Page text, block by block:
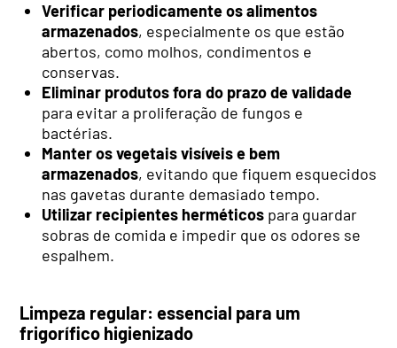
Verificar periodicamente os alimentos
armazenados, especialmente os que estão
abertos, como molhos, condimentos e
conservas.
Eliminar produtos fora do prazo de validade
para evitar a proliferação de fungos e
bactérias.
Manter os vegetais visíveis e bem
armazenados, evitando que fiquem esquecidos
nas gavetas durante demasiado tempo.
Utilizar recipientes herméticos para guardar
sobras de comida e impedir que os odores se
espalhem.
Limpeza regular: essencial para um
frigorífico higienizado